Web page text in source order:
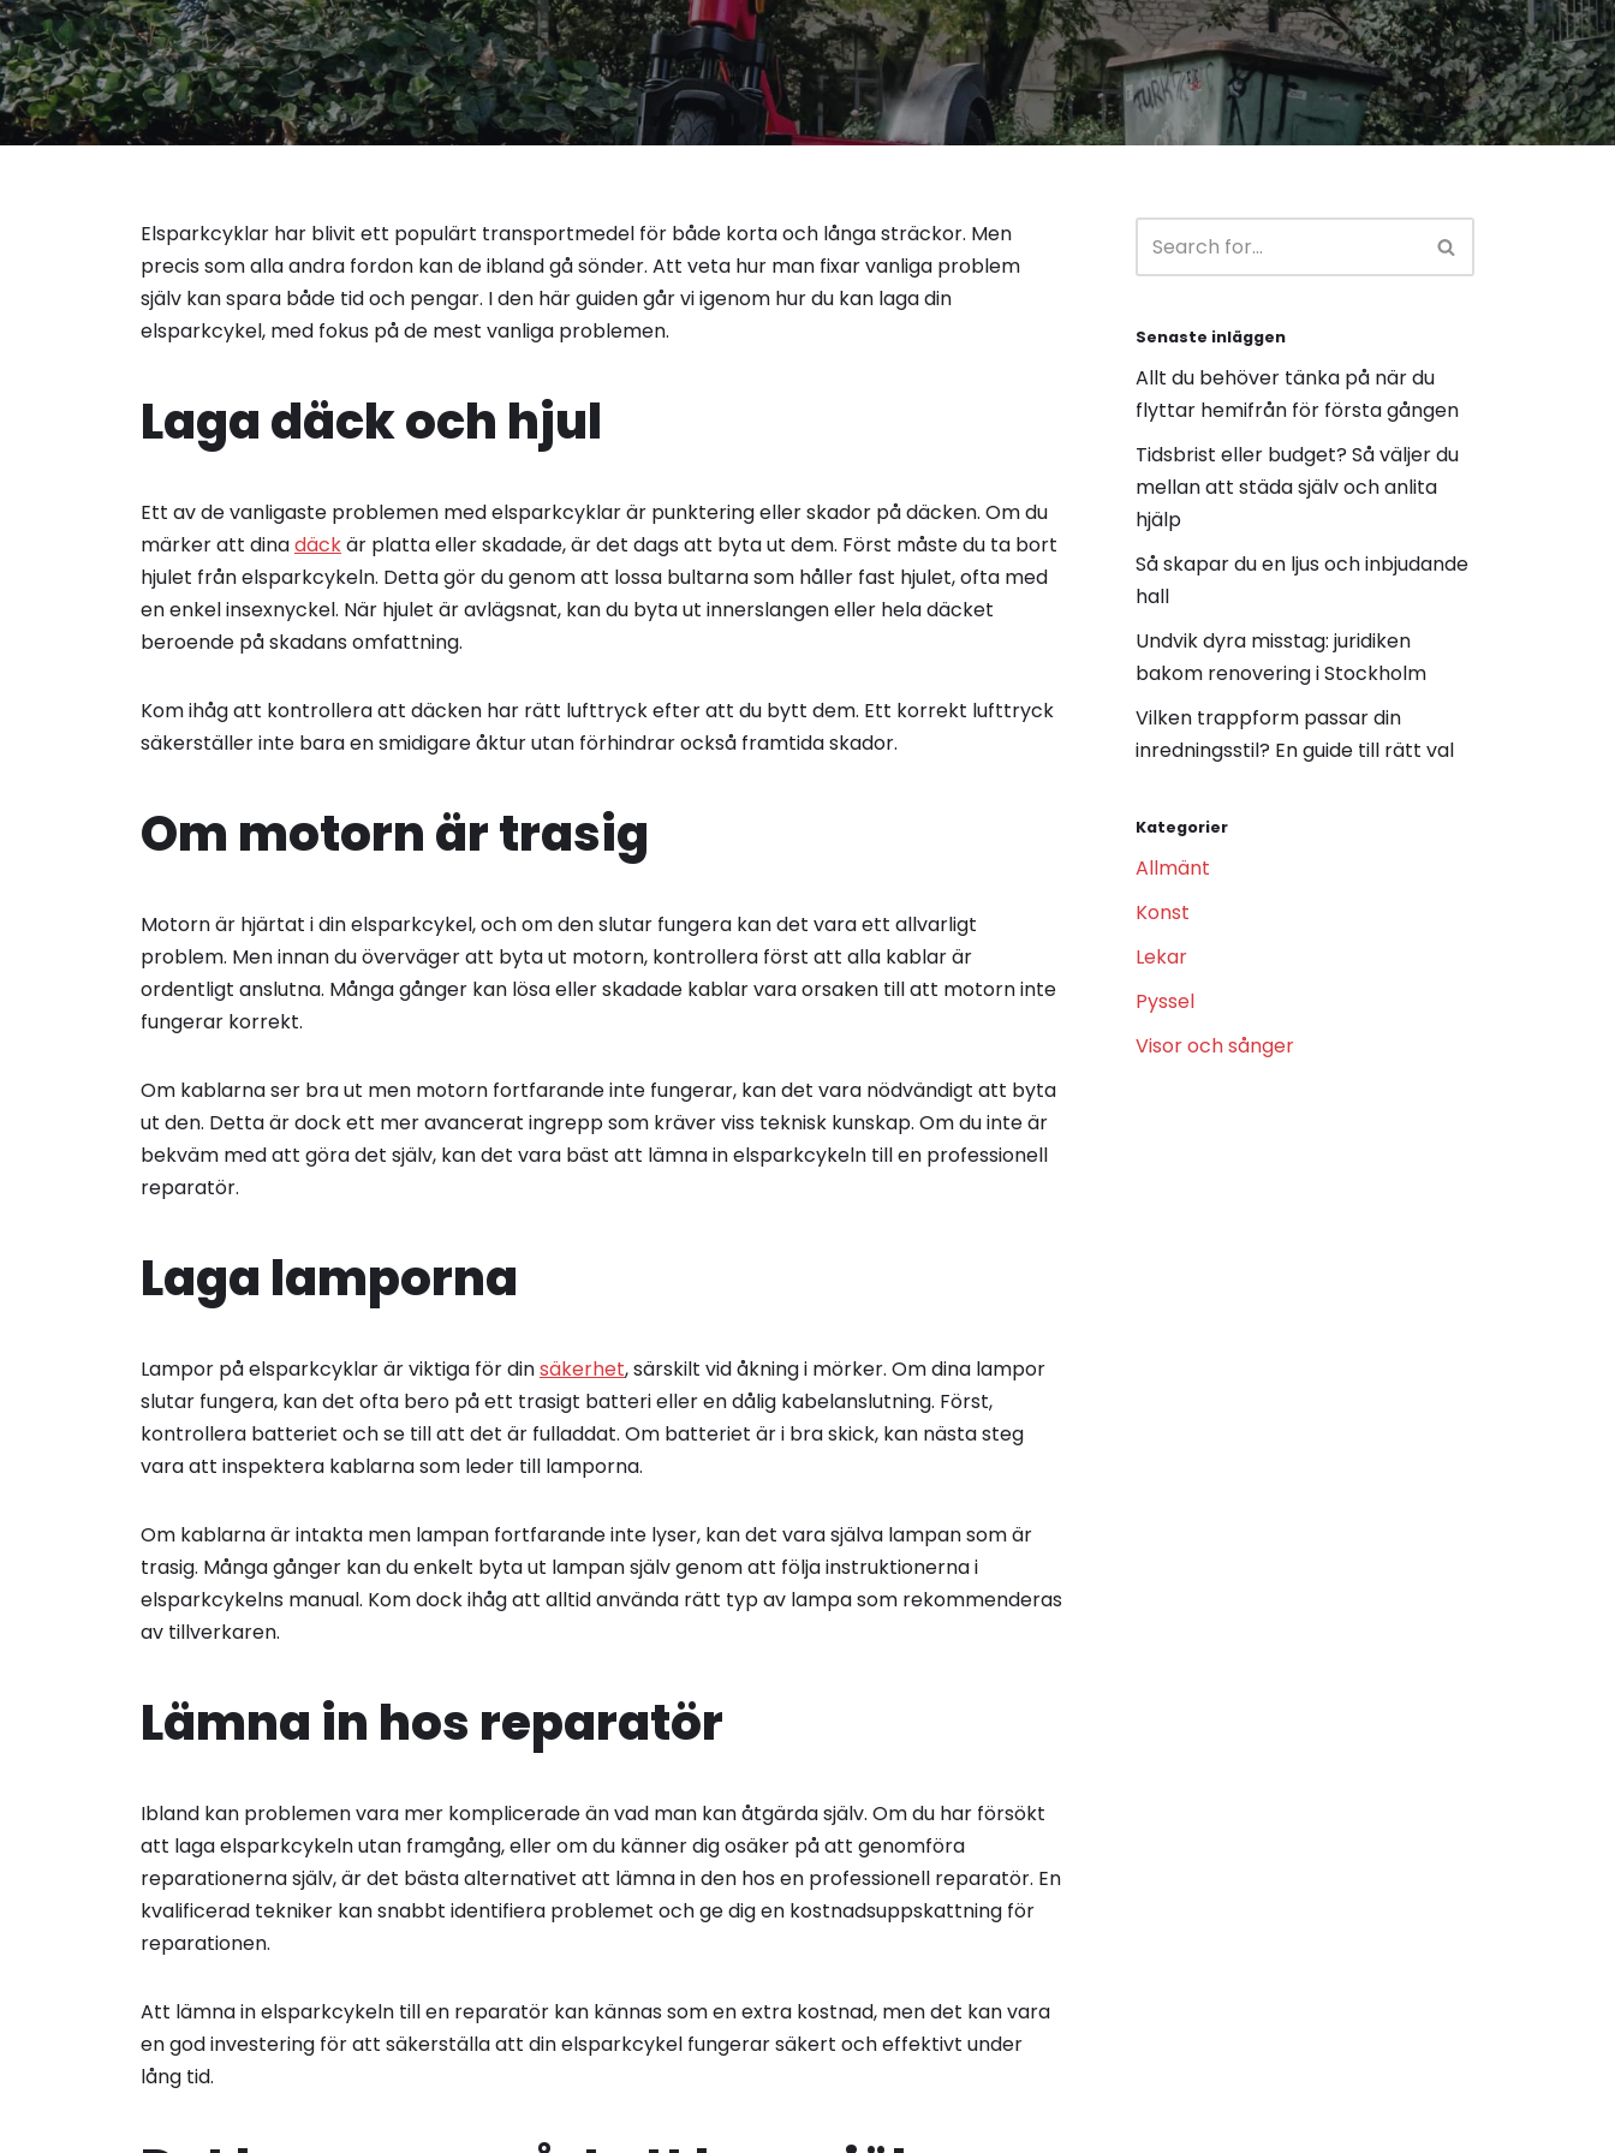
Elsparkcyklar har blivit ett populärt transportmedel för både korta och långa sträckor. Men
precis som alla andra fordon kan de ibland gå sönder. Att veta hur man fixar vanliga problem
själv kan spara både tid och pengar. I den här guiden går vi igenom hur du kan laga din
elsparkcykel, med fokus på de mest vanliga problemen.
Laga däck och hjul
Ett av de vanligaste problemen med elsparkcyklar är punktering eller skador på däcken. Om du
märker att dinadäckär platta eller skadade, är det dags att byta ut dem. Först måste du ta bort
hjulet från elsparkcykeln. Detta gör du genom att lossa bultarna som håller fast hjulet, ofta med
en enkel insexnyckel. När hjulet är avlägsnat, kan du byta ut innerslangen eller hela däcket
beroende på skadans omfattning.
Kom ihåg att kontrollera att däcken har rätt lufttryck efter att du bytt dem. Ett korrekt lufttryck
säkerställer inte bara en smidigare åktur utan förhindrar också framtida skador.
Om motorn är trasig
Motorn är hjärtat i din elsparkcykel, och om den slutar fungera kan det vara ett allvarligt
problem. Men innan du överväger att byta ut motorn, kontrollera först att alla kablar är
ordentligt anslutna. Många gånger kan lösa eller skadade kablar vara orsaken till att motorn inte
fungerar korrekt.
Om kablarna ser bra ut men motorn fortfarande inte fungerar, kan det vara nödvändigt att byta
ut den. Detta är dock ett mer avancerat ingrepp som kräver viss teknisk kunskap. Om du inte är
bekväm med att göra det själv, kan det vara bäst att lämna in elsparkcykeln till en professionell
reparatör.
Laga lamporna
Lampor på elsparkcyklar är viktiga för dinsäkerhet, särskilt vid åkning i mörker. Om dina lampor
slutar fungera, kan det ofta bero på ett trasigt batteri eller en dålig kabelanslutning. Först,
kontrollera batteriet och se till att det är fulladdat. Om batteriet är i bra skick, kan nästa steg
vara att inspektera kablarna som leder till lamporna.
Om kablarna är intakta men lampan fortfarande inte lyser, kan det vara själva lampan som är
trasig. Många gånger kan du enkelt byta ut lampan själv genom att följa instruktionerna i
elsparkcykelns manual. Kom dock ihåg att alltid använda rätt typ av lampa som rekommenderas
av tillverkaren.
Lämna in hos reparatör
Ibland kan problemen vara mer komplicerade än vad man kan åtgärda själv. Om du har försökt
att laga elsparkcykeln utan framgång, eller om du känner dig osäker på att genomföra
reparationerna själv, är det bästa alternativet att lämna in den hos en professionell reparatör. En
kvalificerad tekniker kan snabbt identifiera problemet och ge dig en kostnadsuppskattning för
reparationen.
Att lämna in elsparkcykeln till en reparatör kan kännas som en extra kostnad, men det kan vara
en god investering för att säkerställa att din elsparkcykel fungerar säkert och effektivt under
lång tid.
Senaste inläggen
Allt du behöver tänka på när du
flyttar hemifrån för första gången
Tidsbrist eller budget? Så väljer du
mellan att städa själv och anlita
hjälp
Så skapar du en ljus och inbjudande
hall
Undvik dyra misstag: juridiken
bakom renovering i Stockholm
Vilken trappform passar din
inredningsstil? En guide till rätt val
Kategorier
Allmänt
Konst
Lekar
Pyssel
Visor och sånger